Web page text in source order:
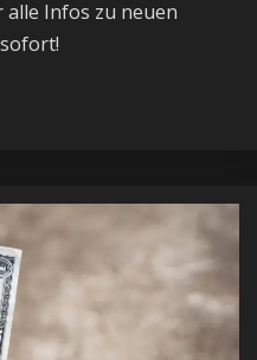
alle Infos zu neuen